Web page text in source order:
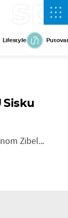
Lifestyle
Sisku
Zibel...